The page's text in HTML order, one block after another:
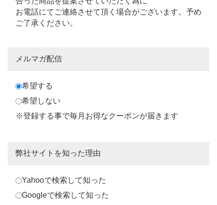
お電話にてご連絡させて頂く場合がございます。予め
ご了承ください。
メルマガ配信
希望する
希望しない
※登録する事で毎月お得なクーポンが届きます
弊社サイトを知った理由
Yahooで検索して知った
Googleで検索して知った